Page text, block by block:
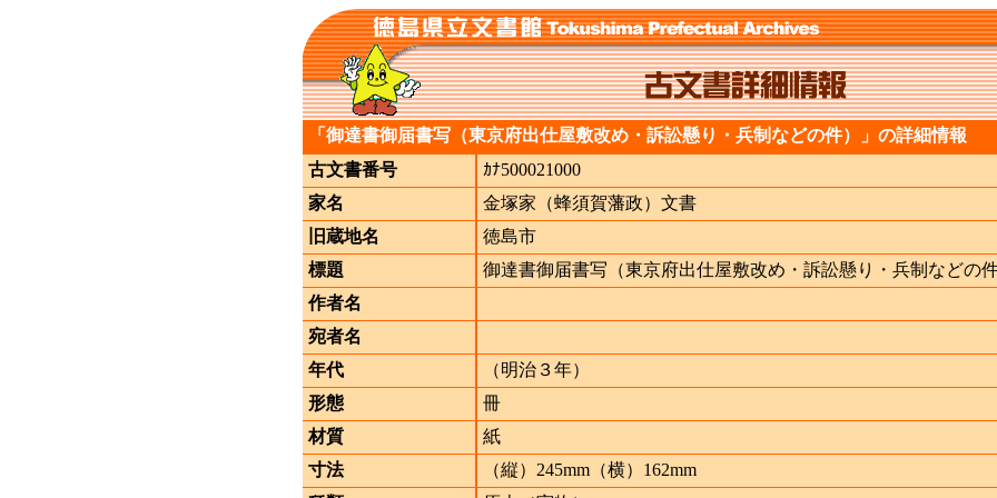
「御達書御届書写（東京府出仕屋敷改め・訴訟懸り・兵制などの件）」の詳細情報
古文書番号
ｶﾅ500021000
家名
金塚家（蜂須賀藩政）文書
旧蔵地名
徳島市
標題
御達書御届書写（東京府出仕屋敷改め・訴訟懸り・兵制などの
作者名
宛者名
年代
（明治３年）
形態
冊
材質
紙
寸法
（縦）245mm（横）162mm